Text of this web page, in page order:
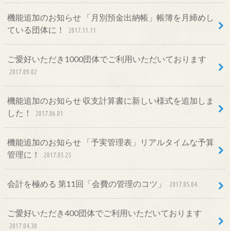
機能追加のお知らせ 「月別預金出納帳」帳簿を月締めし
ている団体に！
2017.11.11
ご愛好いただき1000団体でご利用いただいております
2017.09.02
機能追加のお知らせ 収支計算書に新しい様式を追加しま
した！
2017.06.01
機能追加のお知らせ 「予実管理表」リアルタイムな予算
管理に！
2017.05.25
会計を極める 第11回「会費の管理のコツ」 2017.05.04
ご愛好いただき400団体でご利用いただいております
2017.04.30